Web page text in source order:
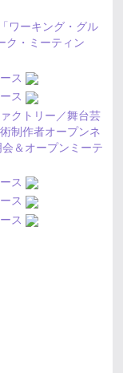
ワーキング・グル
ク・ミーティン
ス
ス
クトリー／舞台芸
制作者オープンネ
＆オープンミーテ
ス
ス
ス